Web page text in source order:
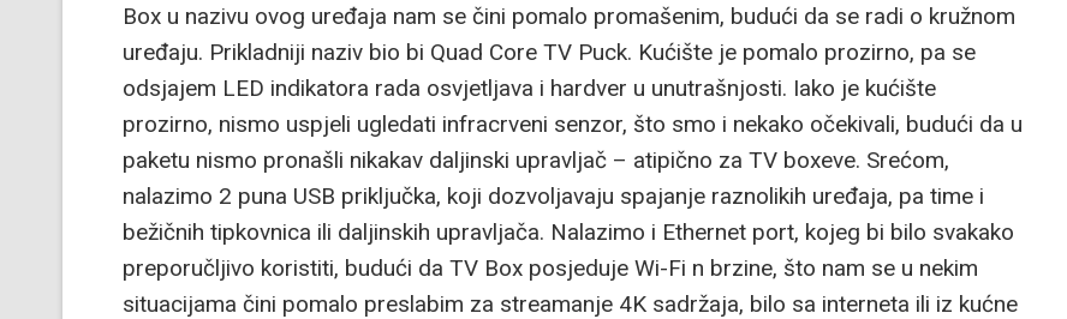
Box u nazivu ovog uređaja nam se čini pomalo promašenim, budući da se radi o kružnom
uređaju. Prikladniji naziv bio bi Quad Core TV Puck. Kućište je pomalo prozirno, pa se
odsjajem LED indikatora rada osvjetljava i hardver u unutrašnjosti. Iako je kućište
prozirno, nismo uspjeli ugledati infracrveni senzor, što smo i nekako očekivali, budući da u
paketu nismo pronašli nikakav daljinski upravljač – atipično za TV boxeve. Srećom,
nalazimo 2 puna USB priključka, koji dozvoljavaju spajanje raznolikih uređaja, pa time i
bežičnih tipkovnica ili daljinskih upravljača. Nalazimo i Ethernet port, kojeg bi bilo svakako
preporučljivo koristiti, budući da TV Box posjeduje Wi-Fi n brzine, što nam se u nekim
situacijama čini pomalo preslabim za streamanje 4K sadržaja, bilo sa interneta ili iz kućne